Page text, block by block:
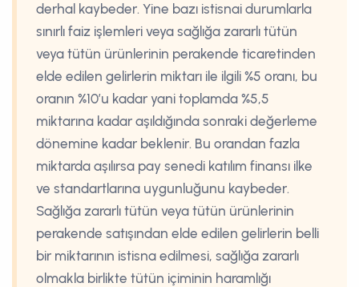
derhal kaybeder. Yine bazı istisnai durumlarla
sınırlı faiz işlemleri veya sağlığa zararlı tütün
veya tütün ürünlerinin perakende ticaretinden
elde edilen gelirlerin miktarı ile ilgili %5 oranı, bu
oranın %10’u kadar yani toplamda %5,5
miktarına kadar aşıldığında sonraki değerleme
dönemine kadar beklenir. Bu orandan fazla
miktarda aşılırsa pay senedi katılım finansı ilke
ve standartlarına uygunluğunu kaybeder.
Sağlığa zararlı tütün veya tütün ürünlerinin
perakende satışından elde edilen gelirlerin belli
bir miktarının istisna edilmesi, sağlığa zararlı
olmakla birlikte tütün içiminin haramlığı